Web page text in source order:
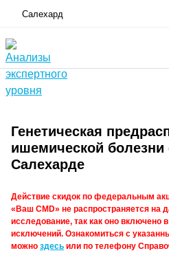
Салехард
Генетическая
ишемической болезни
Салехарде
Действие скидок по федеральным
«Ваш CMD» не распространяется на
исследование, так как оно включено
исключений. Ознакомиться с
можно здесь или по телефону